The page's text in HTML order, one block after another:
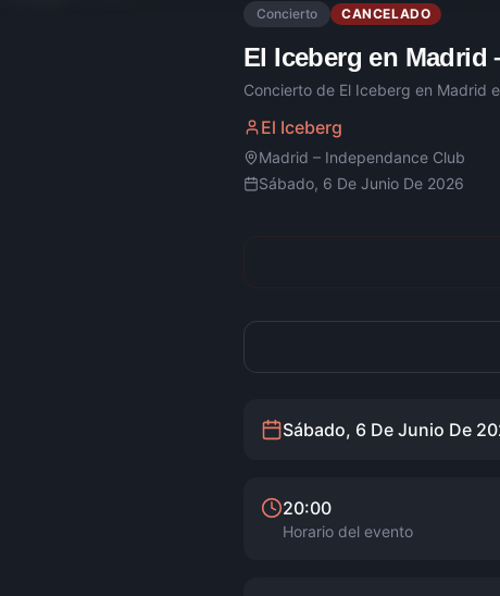
Concierto CANCELADO
El Iceberg en Madrid
Concierto de El Iceberg en Madrid
El Iceberg
Madrid – Independance Club
Sábado, 6 De Junio De 2026
Sábado, 6 De Junio De
20:00
Horario del evento